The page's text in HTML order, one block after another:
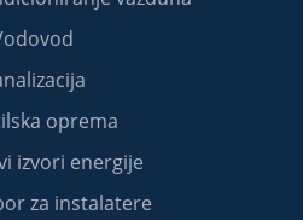
oprema
izvori energije
za instalatere